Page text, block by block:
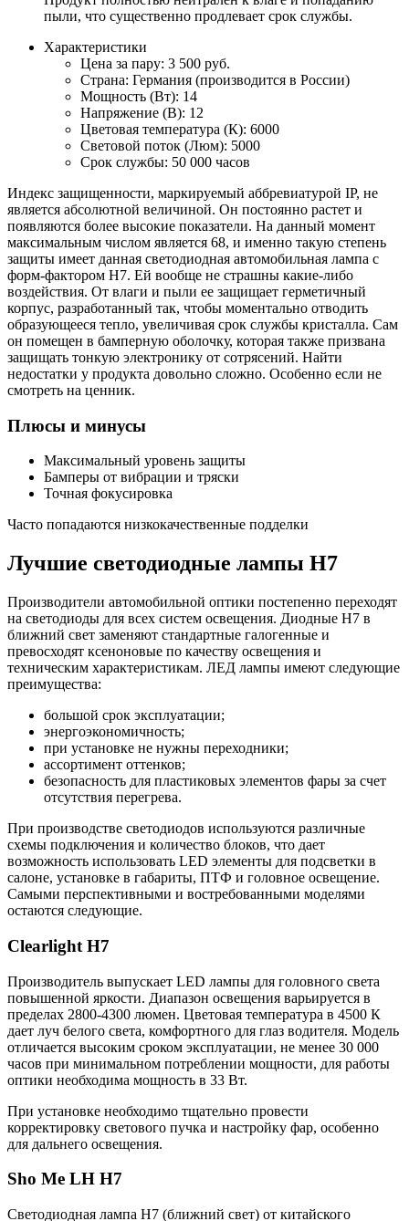
пыли, что существенно продлевает срок службы.
Характеристики
Цена за пару: 3 500 руб.
Страна: Германия (производится в России)
Мощность (Вт): 14
Напряжение (В): 12
Цветовая температура (К): 6000
Световой поток (Люм): 5000
Срок службы: 50 000 часов
Индекс защищенности, маркируемый аббревиатурой IP, не
является абсолютной величиной. Он постоянно растет и
появляются более высокие показатели. На данный момент
максимальным числом является 68, и именно такую степень
защиты имеет данная светодиодная автомобильная лампа с
форм-фактором H7. Ей вообще не страшны какие-либо
воздействия. От влаги и пыли ее защищает герметичный
корпус, разработанный так, чтобы моментально отводить
образующееся тепло, увеличивая срок службы кристалла. Сам
он помещен в бамперную оболочку, которая также призвана
защищать тонкую электронику от сотрясений. Найти
недостатки у продукта довольно сложно. Особенно если не
смотреть на ценник.
Плюсы и минусы
Максимальный уровень защиты
Бамперы от вибрации и тряски
Точная фокусировка
Часто попадаются низкокачественные подделки
Лучшие светодиодные лампы H7
Производители автомобильной оптики постепенно переходят
на светодиоды для всех систем освещения. Диодные H7 в
ближний свет заменяют стандартные галогенные и
превосходят ксеноновые по качеству освещения и
техническим характеристикам. ЛЕД лампы имеют следующие
преимущества:
большой срок эксплуатации;
энергоэкономичность;
при установке не нужны переходники;
ассортимент оттенков;
безопасность для пластиковых элементов фары за счет
отсутствия перегрева.
При производстве светодиодов используются различные
схемы подключения и количество блоков, что дает
возможность использовать LED элементы для подсветки в
салоне, установке в габариты, ПТФ и головное освещение.
Самыми перспективными и востребованными моделями
остаются следующие.
Clearlight H7
Производитель выпускает LED лампы для головного света
повышенной яркости. Диапазон освещения варьируется в
пределах 2800-4300 люмен. Цветовая температура в 4500 К
дает луч белого света, комфортного для глаз водителя. Модель
отличается высоким сроком эксплуатации, не менее 30 000
часов при минимальном потреблении мощности, для работы
оптики необходима мощность в 33 Вт.
При установке необходимо тщательно провести
корректировку светового пучка и настройку фар, особенно
для дальнего освещения.
Sho Me LH H7
Светодиодная лампа H7 (ближний свет) от китайского